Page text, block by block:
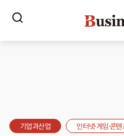
기업과산업 인터넷·게임·콘